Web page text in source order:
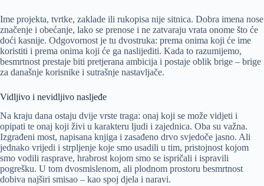
Ime projekta, tvrtke, zaklade ili rukopisa nije sitnica. Dobra imena nose
značenje i obećanje, lako se prenose i ne zatvaraju vrata onome što će
doći kasnije. Odgovornost je tu dvostruka: prema onima koji će ime
koristiti i prema onima koji će ga naslijediti. Kada to razumijemo,
besmrtnost prestaje biti pretjerana ambicija i postaje oblik brige – brige
za današnje korisnike i sutrašnje nastavljače.
Vidljivo i nevidljivo nasljeđe
Na kraju dana ostaju dvije vrste traga: onaj koji se može vidjeti i
opipati te onaj koji živi u karakteru ljudi i zajednica. Oba su važna.
Izgrađeni most, napisana knjiga i zasađeno drvo svjedoče jasno. Ali
jednako vrijedi i strpljenje koje smo usadili u tim, pristojnost kojom
smo vodili rasprave, hrabrost kojom smo se ispričali i ispravili
pogrešku. U tom dvosmislenom, ali plodnom prostoru besmrtnost
dobiva najširi smisao – kao spoj djela i naravi.